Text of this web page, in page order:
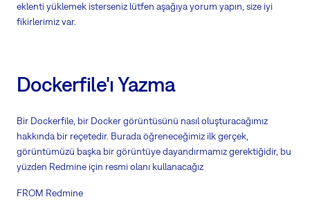
eklenti yüklemek isterseniz lütfen aşağıya yorum yapın, size iyi
fikirlerimiz var.
Dockerfile'ı Yazma
Bir Dockerfile, bir Docker görüntüsünü nasıl oluşturacağımız
hakkında bir reçetedir. Burada öğreneceğimiz ilk gerçek,
görüntümüzü başka bir görüntüye dayandırmamız gerektiğidir, bu
yüzden Redmine için resmi olanı kullanacağız
FROM Redmine